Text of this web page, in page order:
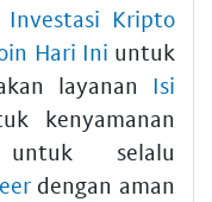
Investasi Kripto
Hari Ini untuk
layanan Isi
kenyamanan
untuk selalu
dengan aman